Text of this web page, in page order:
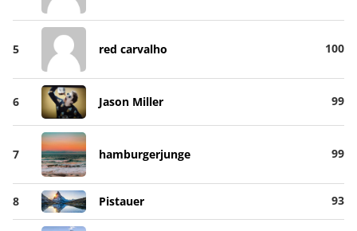
5 red carvalho 100
6 Jason Miller 99
7 hamburgerjunge 99
8 Pistauer 93